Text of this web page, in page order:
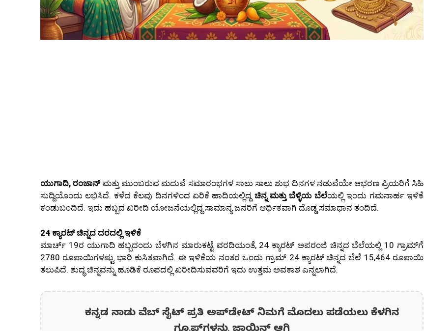
ಯುಗಾದಿ, ರಂಜಾನ್ಮತ್ತು ಮುಂಬರುವ ಮದುವೆ ಸಮಾರಂಭಗಳ ಸಾಲು ಸಾಲು ಶುಭ ದಿನಗಳ ನಡುವೆಯೇ ಆಭರಣ ಪ್ರಿಯರಿಗೆ ಸಿಹಿ
ಸುದ್ದಿಯೊಂದು ಲಭಿಸಿದೆ. ಕಳೆದ ಕೆಲವು ದಿನಗಳಿಂದ ಏರಿಕೆ ಹಾದಿಯಲ್ಲಿದ್ದ ಚಿನ್ನ ಮತ್ತು ಬೆಳ್ಳಿಯ ಬೆಲೆಯಲ್ಲಿ ಇಂದು ಗಮನಾರ್ಹ ಇಳಿಕೆ
ಕಂಡುಬಂದಿದೆ. ಇದು ಹಬ್ಬದ ಖರೀದಿ ಯೋಜನೆಯಲ್ಲಿದ್ದ ಸಾಮಾನ್ಯ ಜನರಿಗೆ ಆರ್ಥಿಕವಾಗಿ ದೊಡ್ಡ ಸಮಾಧಾನ ತಂದಿದೆ.
24 ಕ್ಯಾರಟ್ ಚಿನ್ನದ ದರದಲ್ಲಿ ಇಳಿಕೆ
ಮಾರ್ಚ್ 19ರ ಯುಗಾದಿ ಹಬ್ಬದಂದು ಬೆಳಗಿನ ಮಾರುಕಟ್ಟೆ ವರದಿಯಂತೆ, 24 ಕ್ಯಾರಟ್ ಅಪರಂಜಿ ಚಿನ್ನದ ಬೆಲೆಯಲ್ಲಿ 10 ಗ್ರಾಮ್‌ಗೆ
2780 ರೂಪಾಯಿಗಳಷ್ಟು ಭಾರಿ ಕುಸಿತವಾಗಿದೆ. ಈ ಇಳಿಕೆಯ ನಂತರ ಒಂದು ಗ್ರಾಮ್ 24 ಕ್ಯಾರಟ್ ಚಿನ್ನದ ಬೆಲೆ 15,464 ರೂಪಾಯಿ
ತಲುಪಿದೆ. ಶುದ್ಧ ಚಿನ್ನವನ್ನು ಹೂಡಿಕೆ ರೂಪದಲ್ಲಿ ಖರೀದಿಸುವವರಿಗೆ ಇದು ಉತ್ತಮ ಅವಕಾಶ ಎನ್ನಲಾಗಿದೆ.
ಕನ್ನಡ ನಾಡು ವೆಬ್ ಸೈಟ್ ಪ್ರತಿ ಅಪ್‌ಡೇಟ್‌ ನಿಮಗೆ ಮೊದಲು ಪಡೆಯಲು ಕೆಳಗಿನ